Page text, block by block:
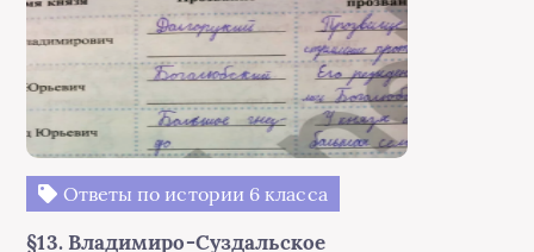
Ответы по истории 6 класса
§13. Владимиро-Суздальское